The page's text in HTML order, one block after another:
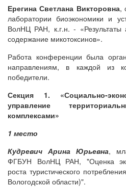
Ерегина Светлана Викторовна,
лаборатории биоэкономики и
ВолНЦ РАН, к.г.н. -
содержание микотоксинов».
Работа конференции была
направлениям, в каждой из
победители.
Секция 1. «Социально-
управление
комплексами»
1 место
Кудревич Арина Юрьевна,
ФГБУН ВолНЦ РАН, "Оценка
роста туристического
Вологодской области)".